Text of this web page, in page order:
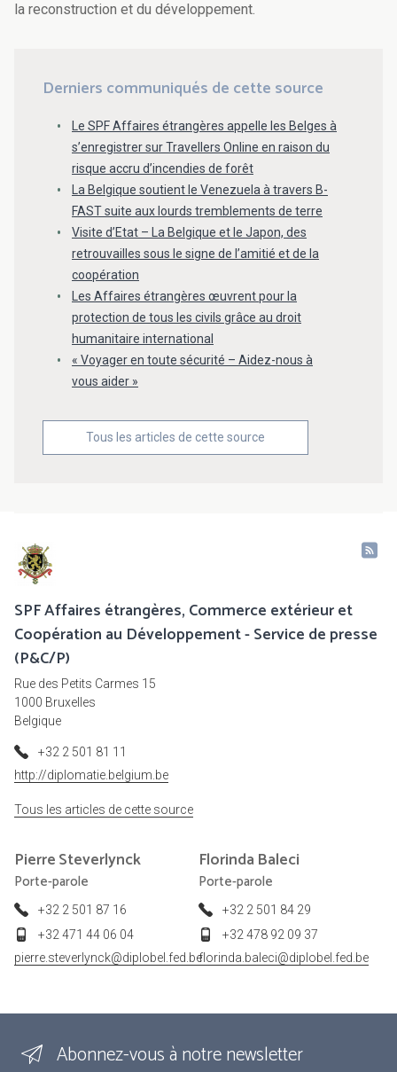
la reconstruction et du développement.
Derniers communiqués de cette source
Le SPF Affaires étrangères appelle les Belges à
s’enregistrer sur Travellers Online en raison du
risque accru d’incendies de forêt
La Belgique soutient le Venezuela à travers B-
FAST suite aux lourds tremblements de terre
Visite d’Etat – La Belgique et le Japon, des
retrouvailles sous le signe de l’amitié et de la
coopération
Les Affaires étrangères œuvrent pour la
protection de tous les civils grâce au droit
humanitaire international
« Voyager en toute sécurité – Aidez-nous à
vous aider »
Tous les articles de cette source
SPF Affaires étrangères, Commerce extérieur et
Coopération au Développement - Service de presse
(P&C/P)
Rue des Petits Carmes 15
1000 Bruxelles
Belgique
+32 2 501 81 11
http://diplomatie.belgium.be
Tous les articles de cette source
PierreSteverlynck
Porte-parole
+32 2 501 87 16
+32 471 44 06 04
pierre.steverlynck@diplobel.fed.be
Florinda Baleci
Porte-parole
+32 2 501 84 29
+32 478 92 09 37
florinda.baleci@diplobel.fed.be
Abonnez-vous à notre newsletter